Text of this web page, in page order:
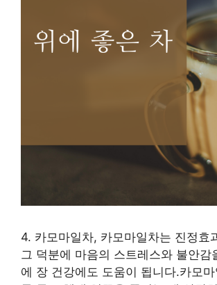
4. 카모마일차, 카모마일차는 진정효
그 덕분에 마음의 스트레스와 불안감
에 장 건강에도 도움이 됩니다.카모